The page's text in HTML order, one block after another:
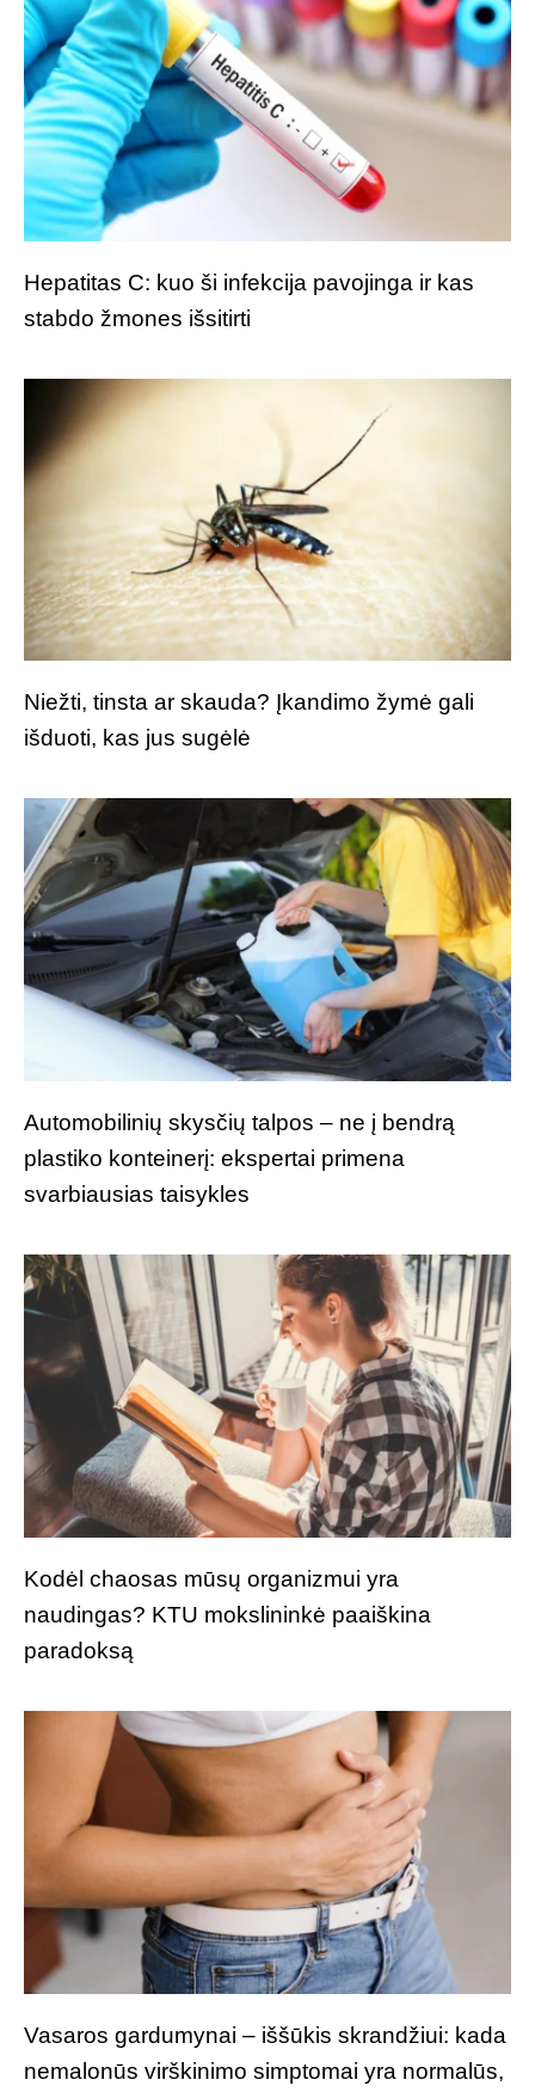
Hepatitas C: kuo ši infekcija pavojinga ir kas
stabdo žmones išsitirti
Niežti, tinsta ar skauda? Įkandimo žymė gali
išduoti, kas jus sugėlė
Automobilinių skysčių talpos – ne į bendrą
plastiko konteinerį: ekspertai primena
svarbiausias taisykles
Kodėl chaosas mūsų organizmui yra
naudingas? KTU mokslininkė paaiškina
paradoksą
Vasaros gardumynai – iššūkis skrandžiui: kada
nemalonūs virškinimo simptomai yra normalūs,